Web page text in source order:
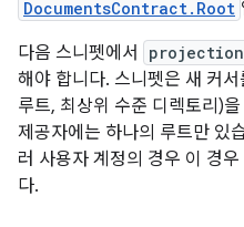
DocumentsContract.Root
다음 스니펫에서
projection
해야 합니다. 스니펫은 새 커
루트, 최상위 수준 디렉토리)
제공자에는 하나의 루트만 있
러 사용자 계정의 경우 이 경
다.